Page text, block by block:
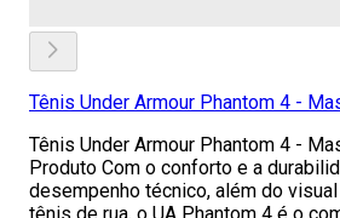
Tênis Under Armour Phantom 4 -
Tênis Under Armour Phantom 4 -
Produto Com o conforto e a
desempenho técnico, além do